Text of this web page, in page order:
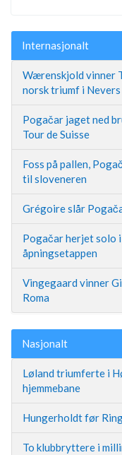
Internasjonalt
Wærenskjold vinner
norsk triumf i Nevers
Pogačar jaget ned
Tour de Suisse
Foss på pallen,
til sloveneren
Grégoire slår
Pogačar herjet solo i
åpningsetappen
Vingegaard vinner
Roma
Nasjonalt
Løland triumferte i
hjemmebane
Hungerholdt før
To klubbryttere i